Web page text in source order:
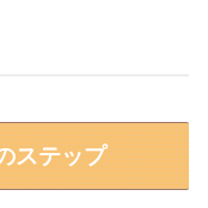
ステップ